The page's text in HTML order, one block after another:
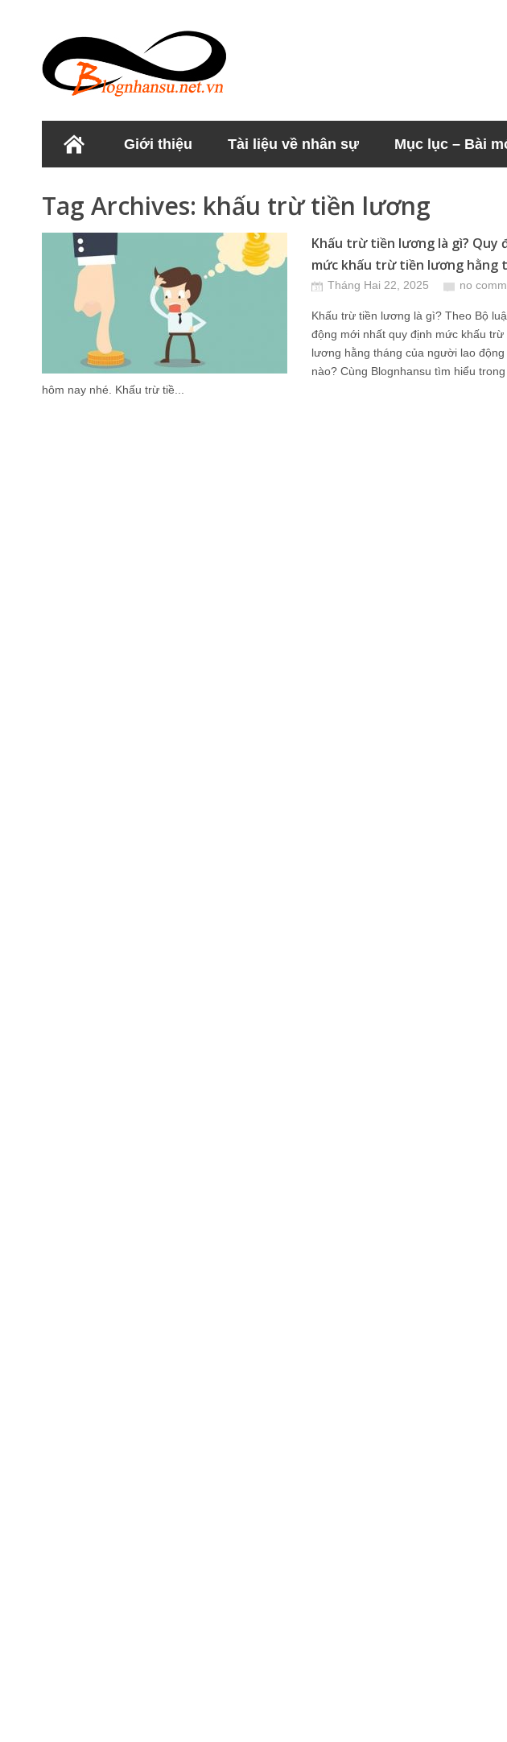
Giới thiệu Tài liệu về nhân sự Mục lục – Bài
Tag Archives: khấu trừ tiền lương
Khấu trừ tiền lương là gì? Quy
mức khấu trừ tiền lương hằng
Tháng Hai 22, 2025 no
Khấu trừ tiền lương là gì? Theo Bộ
động mới nhất quy định mức khấu trừ
lương hằng tháng của người lao
nào? Cùng Blognhansu tìm hiểu
hôm nay nhé. Khấu trừ tiề...